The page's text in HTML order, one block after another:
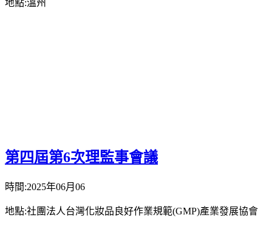
地點:溫州
第四屆第6次理監事會議
時間:2025年06月06
地點:社團法人台灣化妝品良好作業規範(GMP)產業發展協會